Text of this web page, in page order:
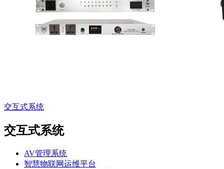
交互式系统
交互式系统
AV管理系统
智慧物联网运维平台